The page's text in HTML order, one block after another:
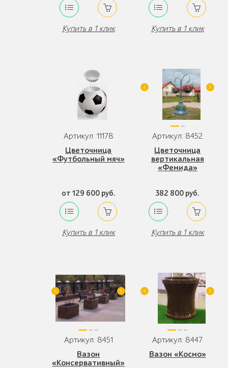
Купить в 1 клик Купить в 1 клик
Артикул: 11178
Цветочница
«Футбольный мяч»
от 129 600 руб.
Купить в 1 клик
Артикул: 8452
Цветочница
вертикальная
«Фемида»
382 800 руб.
Купить в 1 клик
Артикул: 8451
Вазон
«Консервативный»
Артикул: 8447
Вазон «Космо»